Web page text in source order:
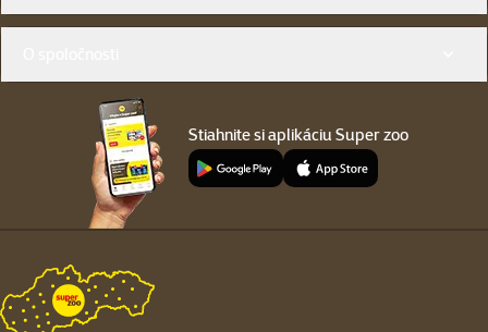
Stiahnite si aplikáciu Super zoo